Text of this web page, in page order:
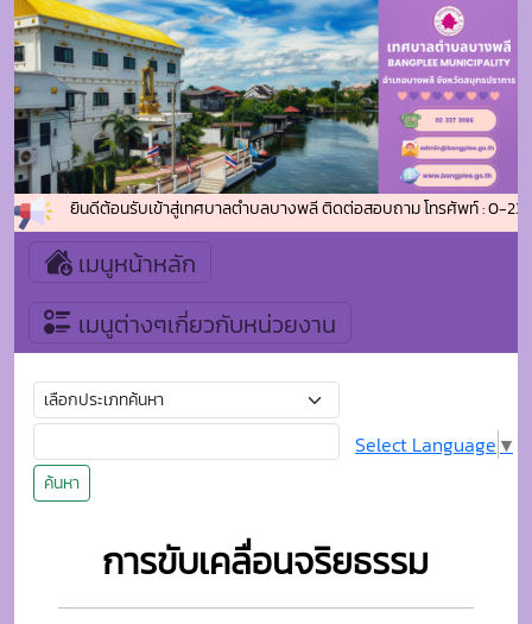
ยินดีต้อนรับเข้าสู่เทศบาลตำบลบางพลี ติดต่อสอบถาม โทรศัพท์ : 0-
เมนูหน้าหลัก
เมนูต่างๆเกี่ยวกับหน่วยงาน
ค้นหา
Select Language ▼
การขับเคลื่อนจริยธรรม